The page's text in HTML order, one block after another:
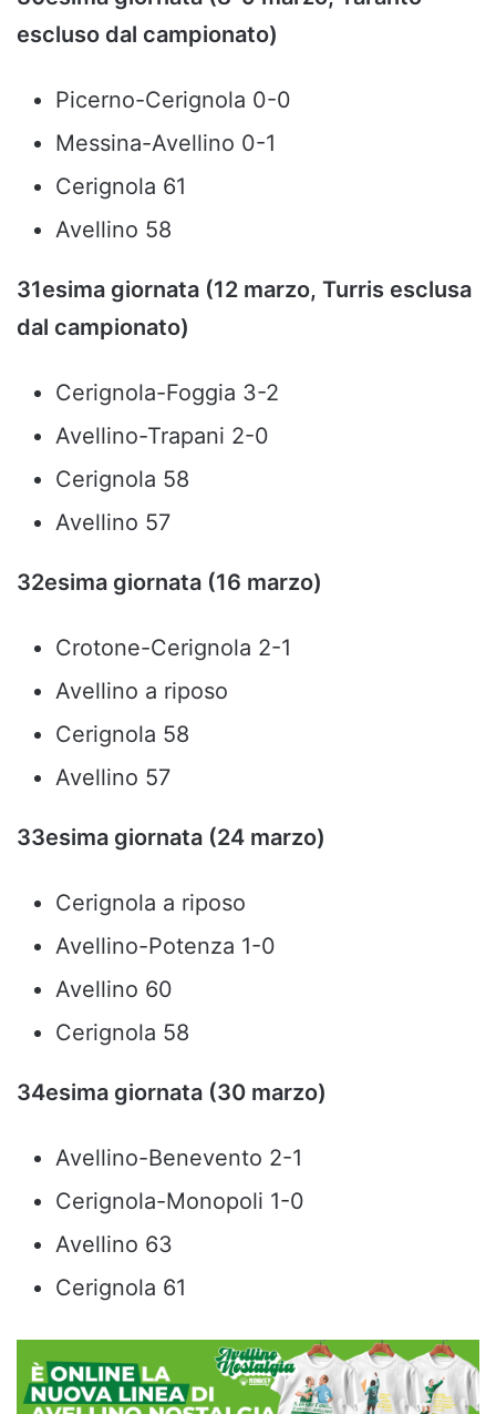
escluso dal campionato)
Picerno-Cerignola 0-0
Messina-Avellino 0-1
Cerignola 61
Avellino 58
31esima giornata (12 marzo, Turris esclusa
dal campionato)
Cerignola-Foggia 3-2
Avellino-Trapani 2-0
Cerignola 58
Avellino 57
32esima giornata (16 marzo)
Crotone-Cerignola 2-1
Avellino a riposo
Cerignola 58
Avellino 57
33esima giornata (24 marzo)
Cerignola a riposo
Avellino-Potenza 1-0
Avellino 60
Cerignola 58
34esima giornata (30 marzo)
Avellino-Benevento 2-1
Cerignola-Monopoli 1-0
Avellino 63
Cerignola 61